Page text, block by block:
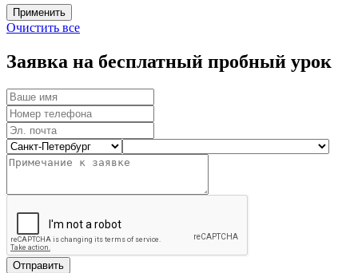
Очистить все
Заявка на бесплатный пробный урок